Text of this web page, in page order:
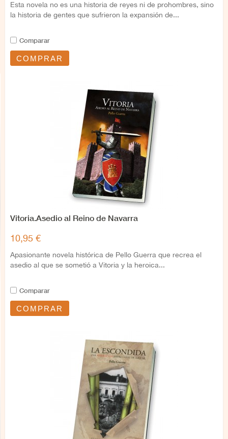
Esta novela no es una historia de reyes ni de prohombres, sino
la historia de gentes que sufrieron la expansión de...
Comparar
COMPRAR
Vitoria.Asedio al Reino de Navarra
10,95 €
Apasionante novela histórica de Pello Guerra que recrea el
asedio al que se sometió a Vitoria y la heroica...
Comparar
COMPRAR